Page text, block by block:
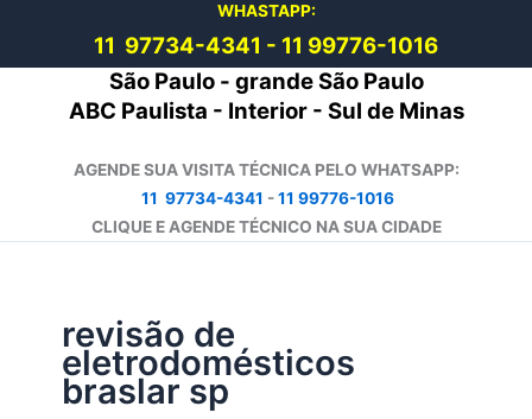
WHASTAPP:
11 97734-4341 - 11 99776-1016
São Paulo - grande São Paulo
ABC Paulista - Interior - Sul de Minas
AGENDE SUA VISITA TÉCNICA PELO WHATSAPP:
11 97734-4341 -11 99776-1016
CLIQUE E AGENDE TÉCNICO NA SUA CIDADE
revisão de
eletrodomésticos
braslar sp